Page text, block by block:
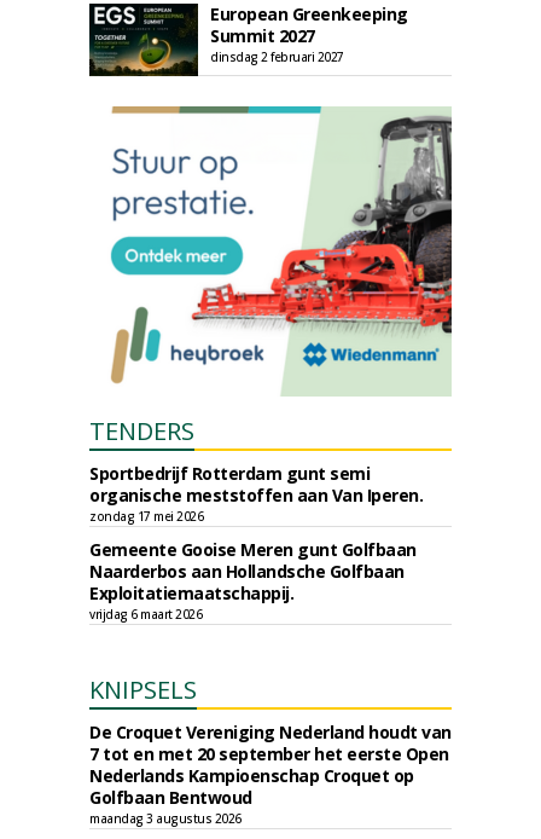
European Greenkeeping
Summit 2027
dinsdag 2 februari 2027
TENDERS
Sportbedrijf Rotterdam gunt semi
organische meststoffen aan Van Iperen.
zondag 17 mei 2026
Gemeente Gooise Meren gunt Golfbaan
Naarderbos aan Hollandsche Golfbaan
Exploitatiemaatschappij.
vrijdag 6 maart 2026
KNIPSELS
De Croquet Vereniging Nederland houdt van
7 tot en met 20 september het eerste Open
Nederlands Kampioenschap Croquet op
Golfbaan Bentwoud
maandag 3 augustus 2026